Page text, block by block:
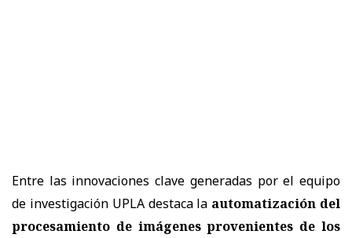
Entre las innovaciones clave generadas por el equipo
de investigación UPLA destaca la automatización del
procesamiento de imágenes provenientes de los